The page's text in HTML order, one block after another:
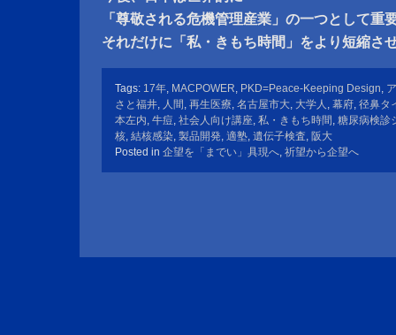
「尊敬される危機管理産業」の一つとして重
それだけに「私・きもち時間」をより短縮さ
Tags: 17年, MACPOWER, PKD=Peace-Keeping Design,
さと福井, 人間 , 再生医療, 名古屋市大, 大学人 , 幕府, 径鼻タ
本左内, 牛痘, 社会人向け講座, 私・きもち時間 , 糖尿病検診
核, 結核感染, 製品開発, 適塾, 遺伝子検査, 阪大
Posted in 企望を「までい」具現へ, 祈望から企望へ